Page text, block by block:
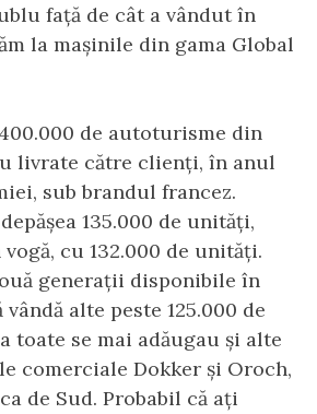
față de cât a vândut în
la mașinile din gama Global
de autoturisme din
livrate către clienți, în anul
sub brandul francez.
135.000 de unități,
cu 132.000 de unități.
generații disponibile în
alte peste 125.000 de
toate se mai adăugau și alte
comerciale Dokker și Oroch,
de Sud. Probabil că ați